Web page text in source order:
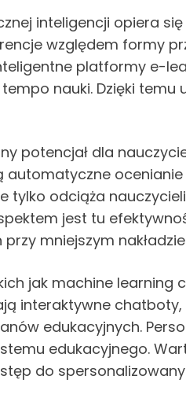
inteligencji opiera
względem formy
platformy e-
nauki. Dzięki
potencjał dla
tylko odciąża
jest tu
mniejszym
jak machine learning
interaktywne
edukacyjnych.
edukacyjnego.
do